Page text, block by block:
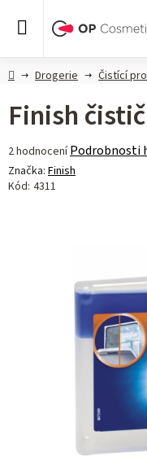
DomůDrogerie Čistící
Finish
Průměrné
hodnocení
produktu
2 hodnocení Podrobnosti
Značka: Finish
Kód: 4311